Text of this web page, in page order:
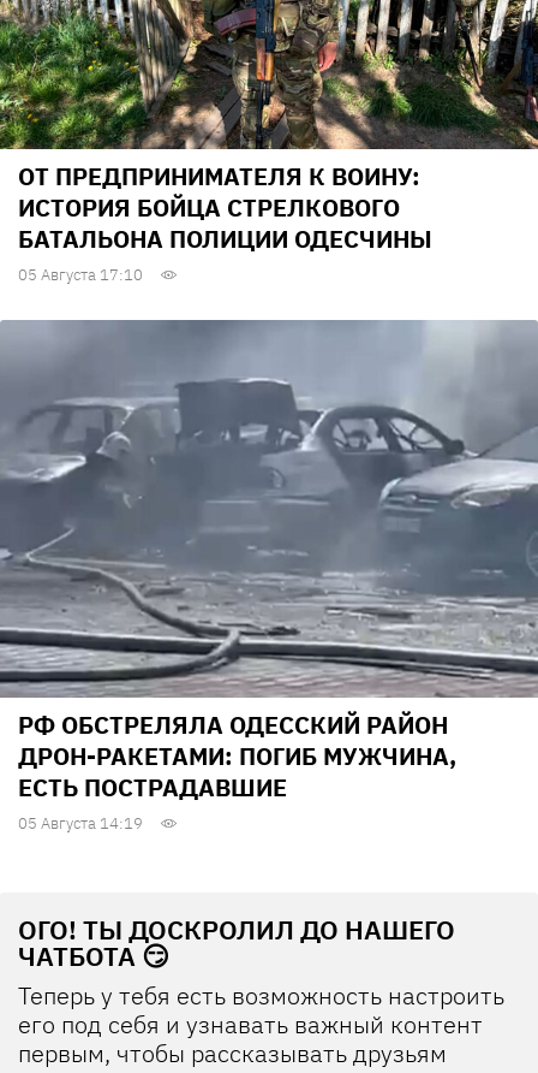
ОТ ПРЕДПРИНИМАТЕЛЯ К ВОИНУ:
ИСТОРИЯ БОЙЦА СТРЕЛКОВОГО
БАТАЛЬОНА ПОЛИЦИИ ОДЕСЧИНЫ
05 Августа 17:10
РФ ОБСТРЕЛЯЛА ОДЕССКИЙ РАЙОН
ДРОН-РАКЕТАМИ: ПОГИБ МУЖЧИНА,
ЕСТЬ ПОСТРАДАВШИЕ
05 Августа 14:19
ОГО! ТЫ ДОСКРОЛИЛ ДО НАШЕГО
ЧАТБОТА 😏
Теперь у тебя есть возможность настроить
его под себя и узнавать важный контент
первым, чтобы рассказывать друзьям